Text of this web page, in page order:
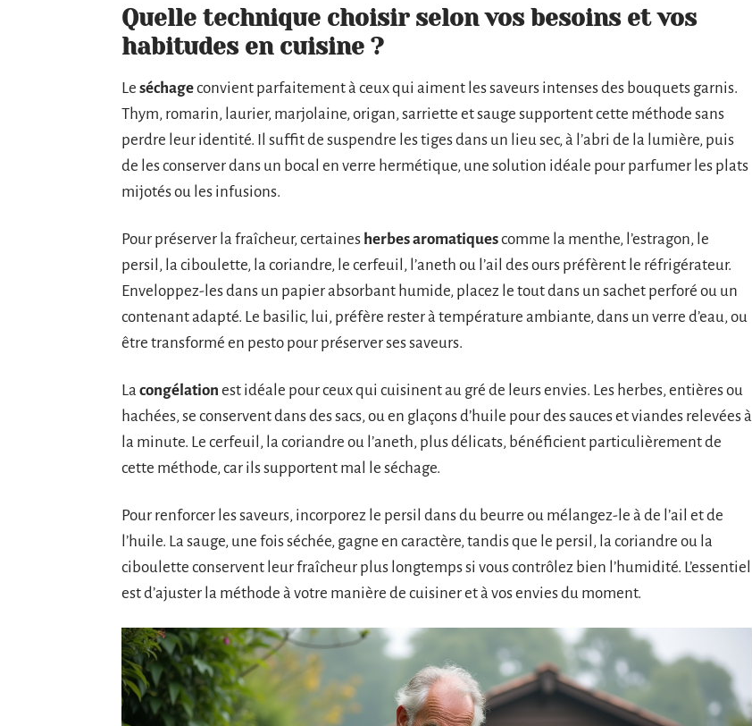
Quelle technique choisir selon vos besoins et vos
habitudes en cuisine ?
Le séchageconvient parfaitement à ceux qui aiment les saveurs intenses des bouquets garnis.
Thym, romarin, laurier, marjolaine, origan, sarriette et sauge supportent cette méthode sans
perdre leur identité. Il suffit de suspendre les tiges dans un lieu sec, à l’abri de la lumière, puis
de les conserver dans un bocal en verre hermétique, une solution idéale pour parfumer les plats
mijotés ou les infusions.
Pour préserver la fraîcheur, certaines herbes aromatiquescomme la menthe, l’estragon, le
persil, la ciboulette, la coriandre, le cerfeuil, l’aneth ou l’ail des ours préfèrent le réfrigérateur.
Enveloppez-les dans un papier absorbant humide, placez le tout dans un sachet perforé ou un
contenant adapté. Le basilic, lui, préfère rester à température ambiante, dans un verre d’eau, ou
être transformé en pesto pour préserver ses saveurs.
La congélation est idéale pour ceux qui cuisinent au gré de leurs envies. Les herbes, entières ou
hachées, se conservent dans des sacs, ou en glaçons d’huile pour des sauces et viandes relevées à
la minute. Le cerfeuil, la coriandre ou l’aneth, plus délicats, bénéficient particulièrement de
cette méthode, car ils supportent mal le séchage.
Pour renforcer les saveurs, incorporez le persil dans du beurre ou mélangez-le à de l’ail et de
l’huile. La sauge, une fois séchée, gagne en caractère, tandis que le persil, la coriandre ou la
ciboulette conservent leur fraîcheur plus longtemps si vous contrôlez bien l’humidité. L’essentiel
est d’ajuster la méthode à votre manière de cuisiner et à vos envies du moment.